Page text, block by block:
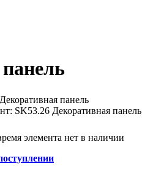
панель
SK53.26 Декоративная панель
элемента нет в наличии